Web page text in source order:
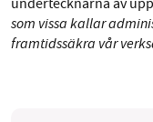
undertecknarna av
som vissa kallar
framtidssäkra vår